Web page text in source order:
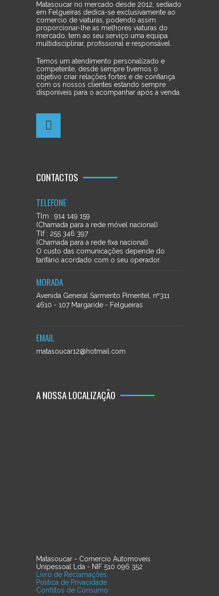
Matasoucar no mercado desde 2012, sediado
em Felgueiras dedica-se exclusivamente ao
comercio de viaturas, podendo assim
proporcionar-lhe as melhores viaturas do
mercado, tem ao seu serviço uma equipa
multidisciplinar, profissional e responsável.
Temos um atendimento personalizado e
competente, desde sempre tivemos o
objetivo criar relações fortes e de confiança
com os nossos clientes estando sempre
disponíveis para o acompanhar após a venda.
CONTACTOS
TELEFONE
Tlm : 914 149 159
(Chamada para a rede móvel nacional)
Tlf : 255 346 397
(Chamada para a rede fixa nacional)
O custo das comunicações depende do
tarifário acordado com o seu operador.
MORADA
Avenida General Sarmento Pimentel, nº311
4610 - 107 Margaride - Felgueiras
EMAIL
matasoucar12@hotmail.com
A NOSSA LOCALIZAÇÃO
Matasoucar - Comercio Automoveis
Unipessoal Lda - NIF 510 096 352
Livro de Reclamações
Politica de Privacidade
Conflitos de Consumo